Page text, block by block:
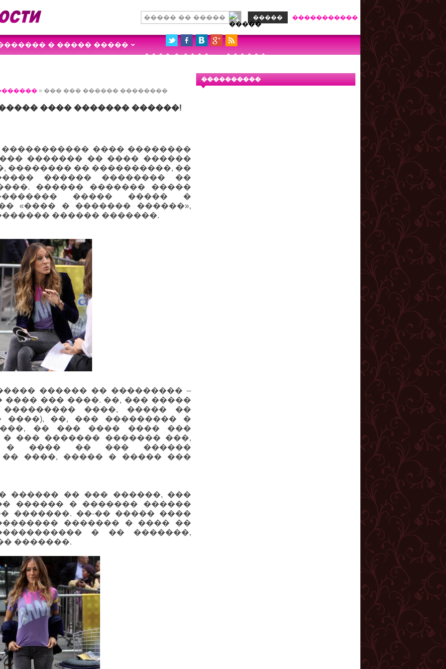
����� �����������
� ����� �����
���� � ����
������
����������
» ��� ��� ������ ��������
���� ������� ������!
���� ��������
������� �� ���� ������
�������� �� ����������, ��
������ �������� ��
������ ������� �����
����� ����� �
«���� � ������� ������»,
������ �������.
������ �� ��������� –
���� ��� ����. ��, ��� �����
��������� ����, ����� ��
����), ��, ��� ��������� �
�� ��� ���� ���� ���
��� ������� ������� ���,
� ���� �� ��� ������
����, ����� � ����� ���
������ �� ��� ������, ���
������ � ������� ������
�������. ��-�� ����� ����
������� � ���� ��
� �� �������,
�������.